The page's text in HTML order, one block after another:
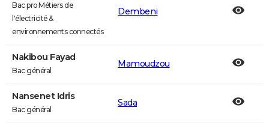
Bac pro Métiers de
l'électricité &
environnements connectés
Dembeni
Nakibou Fayad
Bac général
Mamoudzou
Nansenet Idris
Bac général
Sada